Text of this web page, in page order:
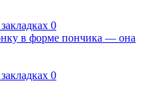
0
в форме пончика — она
0